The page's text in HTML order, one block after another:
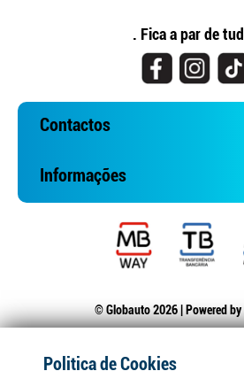
. Fica a par de
Contactos
Informações
© Globauto 2026 | Powered by
Politica de Cookies